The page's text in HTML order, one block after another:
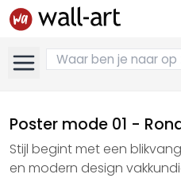
Poster mode 01 -
Stijl begint met een
en modern design